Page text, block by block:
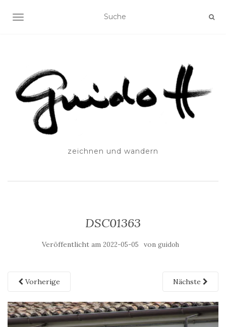
SCHALTE NAVIGATION
zeichnen und wandern
DSC01363
Veröffentlicht am 2022-05-05 von guidoh
Vorherige Nächste